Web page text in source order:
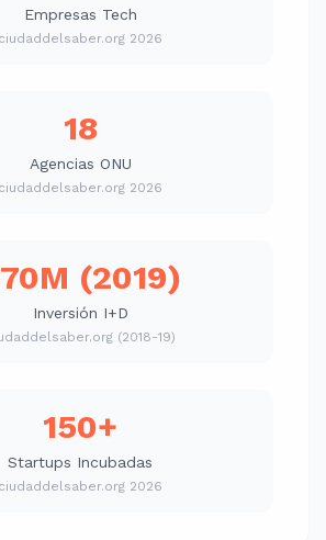
Empresas Tech
ciudaddelsaber.org 2026
18
Agencias ONU
ciudaddelsaber.org 2026
(2019)
Inversión I+D
(2018-19)
150+
Startups Incubadas
ciudaddelsaber.org 2026